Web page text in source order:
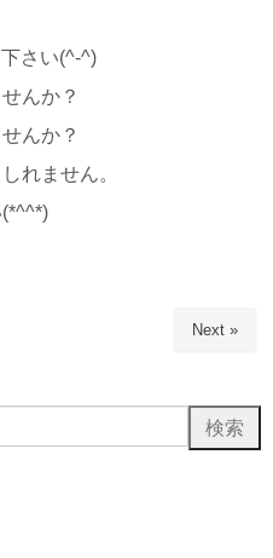
さい(^-^)
んか？
んか？
れません。
Next »